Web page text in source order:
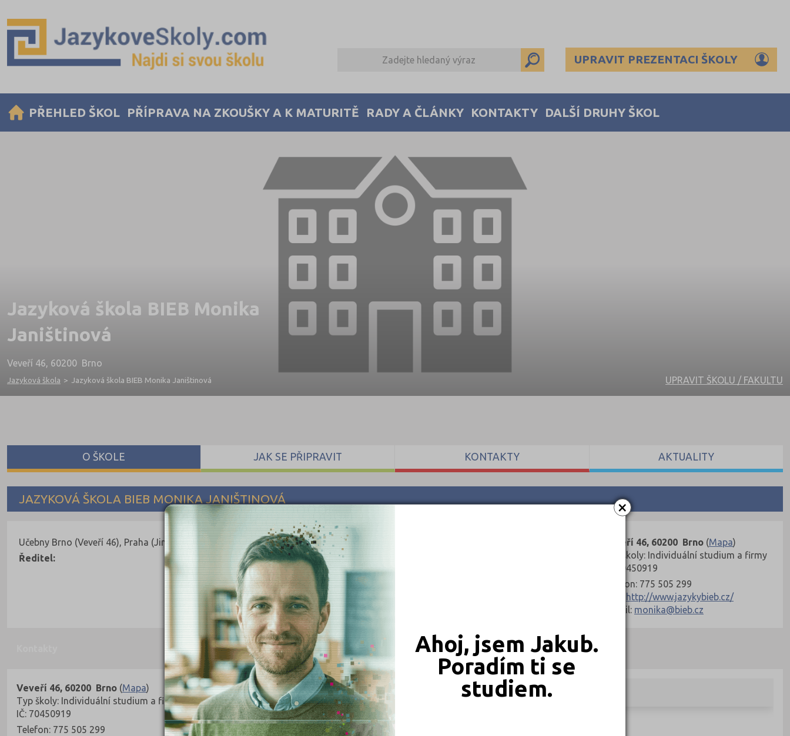
×
Ahoj, jsem Jakub.
Poradím ti se
studiem.
UPRAVIT PREZENTACI ŠKOLY
PŘEHLED ŠKOL PŘÍPRAVA NA ZKOUŠKY A K MATURITĚ RADY A ČLÁNKY KONTAKTY DALŠÍ DRUHY ŠKOL
Jazyková škola BIEB Monika
Janištinová
Veveří 46, 60200 Brno
Jazyková škola > Jazyková škola BIEB Monika Janištinová UPRAVIT ŠKOLU / FAKULTU
JAZYKOVÁ ŠKOLA BIEB MONIKA JANIŠTINOVÁ
Veveří 46, 60200 Brno (Mapa)
Typ školy: Individuální studium a firmy
IČ: 70450919
Telefon: 775 505 299
http://www.jazykybieb.cz/
E-mail: monika@bieb.cz
Učebny Brno (Veveří 46), Praha (Jindřišská 16), Olomouc (tř. Kosmonautů 8)
Ředitel:
Veveří 46, 60200 Brno (Mapa)
Typ školy: Individuální studium a firmy
IČ: 70450919
Telefon: 775 505 299
O ŠKOLE JAK SE PŘIPRAVIT KONTAKTY AKTUALITY